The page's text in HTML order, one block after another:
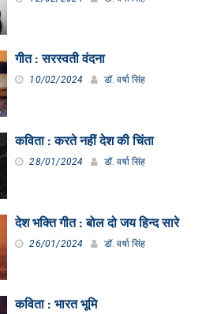
गीत : सरस्वती वंदना
10/02/2024 डॉ. वर्षा सिंह
कविता : करते नहीं देश की चिंता
28/01/2024 डॉ. वर्षा सिंह
देश भक्ति गीत : बोल दो जय हिन्द सारे
26/01/2024 डॉ. वर्षा सिंह
कविता : भारत भूमि